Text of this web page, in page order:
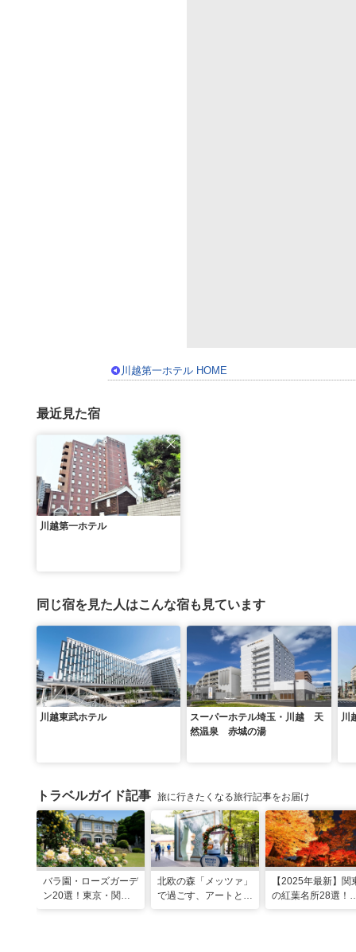
川越第一ホテル HOME
最近見た宿
川越第一ホテル
同じ宿を見た人はこんな宿も見ています
川越東武ホテル
スーパーホテル埼玉・川越 天
然温泉 赤城の湯
川
トラベルガイド記事 旅に行きたくなる旅行記事をお届け
バラ園・ローズガーデ
ン20選！東京・関東
北欧の森「メッツァ」
で過ごす、アートとム
【2025年最新】関
の紅葉名所28選！